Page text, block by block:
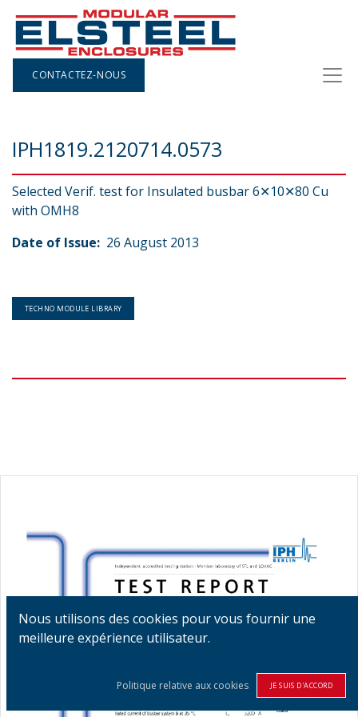
CONTACTEZ-NOUS
IPH1819.2120714.0573
Selected Verif. test for Insulated busbar 6✕10✕80 Cu
with OMH8
Date of Issue: 26 August 2013
TECHNO MODULE LIBRARY
Nous utilisons des cookies pour vous fournir une
meilleure expérience utilisateur.
Politique relative aux cookies JE SUIS D'ACCORD